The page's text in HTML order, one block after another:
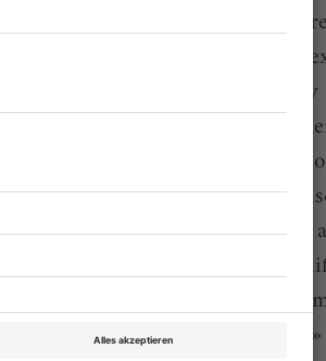
über das alles andere als
Theatre, dem Phänomen
und Autorin Carol Ann Duffy
aus allen
zusammengestellt. Da sie
der Tenor vor allem EU-
work. It’s one size fits
with different histories,
dem Südwesten: «I want us
my banana’s straight or